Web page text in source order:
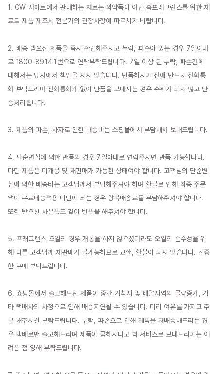
1. CW 사이트에서 판매하는 재료는 의약품이 아닌 홈프래그런스를 위한 재
료로 제품 제조시 전문가의 권장사항에 따르시기 바랍니다.
2. 배송 받으신 제품을 즉시 확인해주시고 누락, 파손이 있는 경우 7일이내
로 1800-8914 1번으로 연락부탁드립니다. 7일 이상 된 누락, 파손건에
대해서는 당사에서 책임을 지지 않습니다. 반품하시기 전에 반드시 전화통
화 부탁드리며 전화통화가 없이 반품을 보내시는 경우 수취가 되지 않고 반
송처리됩니다.
3. 제품의 파손, 하자로 인한 배송비는 쇼핑몰에서 부담해서 보내드립니다.
4. 단순변심에 의한 반품의 경우 7일이내로 연락주시면 반품 가능합니다.
다만 제품은 미개봉 및 재판매가 가능한 상태여야 합니다. 고객님의 단순변
심에 의한 배송비는 고객님께서 부담해주셔야 하며 환불로 인해 최종 주문
액이 무료배송적용 미만이 되는 경우 왕복배송료를 부담해주셔야 합니다.
또한 받으신 사은품도 같이 반품을 해주셔야 합니다.
5. 프래그런스 오일의 경우 개봉을 하지 않으셨더라도 오일의 순수성을 위
해 다른 고객님께 재판매가 불가능하므로 교환, 환불이 되지 않습니다. 신중
한 구매 부탁드립니다.
6. 쇼핑몰에서 출고해드린 제품이 중간 기착지 및 배달지역의 물량증가, 기
타 택배사의 사정으로 인해 배송지연될 수 있습니다. 미리 여유를 가지고 주
문 해주시길 부탁드립니다. 누락, 파손으로 인해 제품을 재배송해드리는 경
우 택배로만 출고해드리며 제품이 급하시다고 퀵 서비스로 보내드리기는 어
려운 점 양해 부탁드립니다.